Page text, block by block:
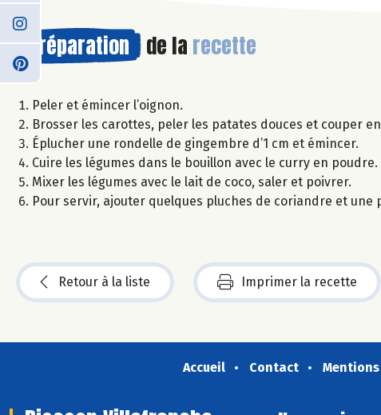
Préparation de la recette
Peler et émincer l’oignon.
Brosser les carottes, peler les patates douces et couper
Éplucher une rondelle de gingembre d’1 cm et émincer.
Cuire les légumes dans le bouillon avec le curry en poudre.
Mixer les légumes avec le lait de coco, saler et poivrer.
Pour servir, ajouter quelques pluches de coriandre et une
Retour à la liste Imprimer la recette
Accueil Contact